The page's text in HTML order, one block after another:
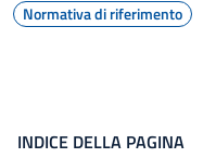
Normativa di riferimento
INDICE DELLA PAGINA